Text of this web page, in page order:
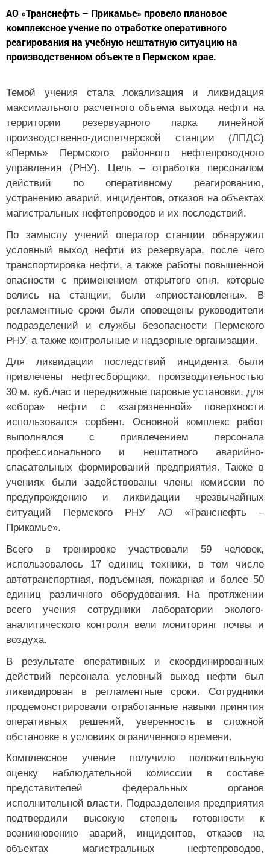
АО «Транснефть – Прикамье» провело плановое
комплексное учение по отработке оперативного
реагирования на учебную нештатную ситуацию на
производственном объекте в Пермском крае.
Темой учения стала локализация и ликвидация
максимального расчетного объема выхода нефти на
территории резервуарного парка линейной
производственно-диспетчерской станции (ЛПДС)
«Пермь» Пермского районного нефтепроводного
управления (РНУ). Цель – отработка персоналом
действий по оперативному реагированию,
устранению аварий, инцидентов, отказов на объектах
магистральных нефтепроводов и их последствий.
По замыслу учений оператор станции обнаружил
условный выход нефти из резервуара, после чего
транспортировка нефти, а также работы повышенной
опасности с применением открытого огня, которые
велись на станции, были «приостановлены». В
регламентные сроки были оповещены руководители
подразделений и службы безопасности Пермского
РНУ, а также контрольные и надзорные организации.
Для ликвидации последствий инцидента были
привлечены нефтесборщики, производительностью
30 м. куб./час и передвижные паровые установки, для
«сбора» нефти с «загрязненной» поверхности
использовался сорбент. Основной комплекс работ
выполнялся с привлечением персонала
профессионального и нештатного аварийно-
спасательных формирований предприятия. Также в
учениях были задействованы члены комиссии по
предупреждению и ликвидации чрезвычайных
ситуаций Пермского РНУ АО «Транснефть –
Прикамье».
Всего в тренировке участвовали 59 человек,
использовалось 17 единиц техники, в том числе
автотранспортная, подъемная, пожарная и более 50
единиц различного оборудования.
На протяжении
всего учения сотрудники лаборатории эколого-
аналитического контроля вели мониторинг почвы и
воздуха.
В результате оперативных и скоординированных
действий персонала условный выход нефти был
ликвидирован в регламентные сроки. Сотрудники
продемонстрировали отработанные навыки принятия
оперативных решений, уверенность в сложной
обстановке в условиях ограниченного времени.
Комплексное учение получило положительную
оценку наблюдательной комиссии в составе
представителей федеральных органов
исполнительной власти. Подразделения предприятия
подтвердили высокую степень готовности к
возникновению аварий, инцидентов, отказов на
объектах магистральных нефтепроводов,